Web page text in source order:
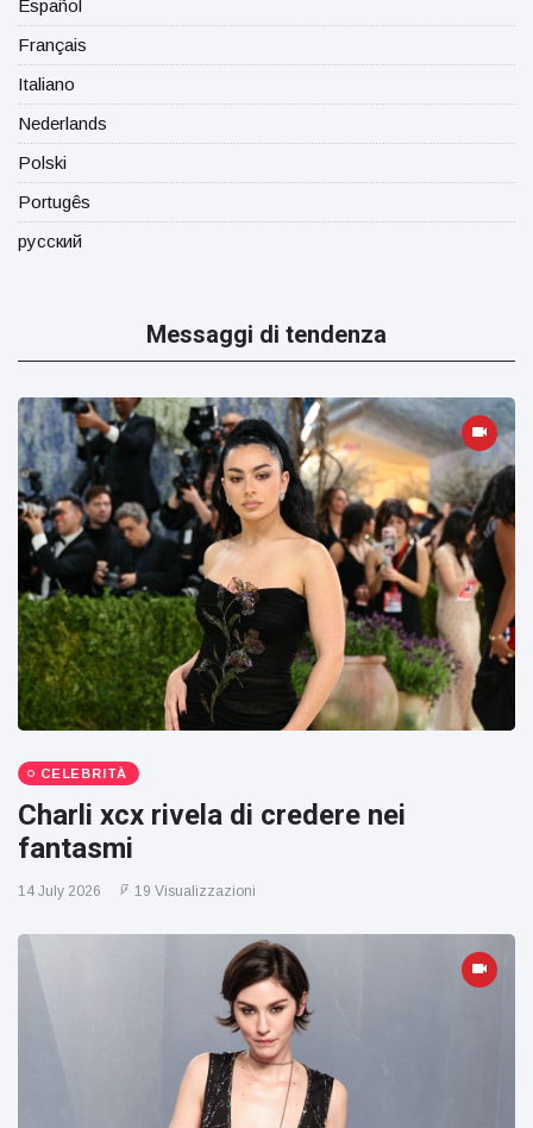
Español
Français
Italiano
Nederlands
Polski
Portugês
русский
Messaggi di tendenza
CELEBRITÀ
Charli xcx rivela di credere nei
fantasmi
14 July 2026 19 Visualizzazioni